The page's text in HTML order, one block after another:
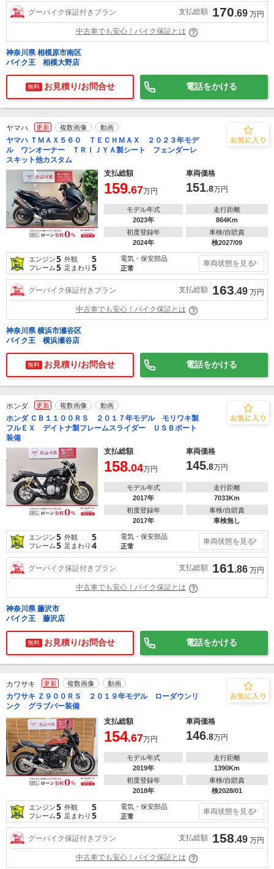
グーバイク保証付きプラン 支払総額 170.69 万円
中古車でも安心！バイク保証とは
神奈川県 相模原市南区
バイク王 相模大野店
無料 お見積り/お問合せ 電話をかける
ヤマハ 更新 複数画像 動画
ヤマハ ＴＭＡＸ５６０ ＴＥＣＨＭＡＸ ２０２３年モデ
ル ワンオーナー ＴＲＩＪＹＡ製シート フェンダーレ
スキット他カスタム
支払総額
車両価格
159.67万円 151.8万円
モデル年式
2023年
走行距離
864Km
初度登録年
2024年
車検/自賠責
検2027/09
エンジン5 外観 5
フレーム5 足まわり 5
電気・保安部品
正常
車両状態を見る
グーバイク保証付きプラン 支払総額 163.49 万円
中古車でも安心！バイク保証とは
神奈川県 横浜市瀬谷区
バイク王 横浜瀬谷店
無料 お見積り/お問合せ 電話をかける
ホンダ 更新 複数画像 動画
ホンダ ＣＢ１１００ＲＳ ２０１７年モデル モリワキ製
フルＥＸ デイトナ製フレームスライダー ＵＳＢポート
装備
支払総額
車両価格
158.04万円 145.8万円
モデル年式
2017年
走行距離
7033Km
初度登録年
2017年
車検/自賠責
車検無し
エンジン5 外観 5
フレーム5 足まわり 4
電気・保安部品
正常
車両状態を見る
グーバイク保証付きプラン 支払総額 161.86 万円
中古車でも安心！バイク保証とは
神奈川県 藤沢市
バイク王 藤沢店
無料 お見積り/お問合せ 電話をかける
カワサキ 更新 複数画像 動画
カワサキ Ｚ９００ＲＳ ２０１９年モデル ローダウンリ
ンク グラブバー装備
支払総額
車両価格
154.67万円 146.8万円
モデル年式
2019年
走行距離
1390Km
初度登録年
2018年
車検/自賠責
検2028/01
エンジン5 外観 5
フレーム5 足まわり 5
電気・保安部品
正常
車両状態を見る
グーバイク保証付きプラン 支払総額 158.49 万円
中古車でも安心！バイク保証とは